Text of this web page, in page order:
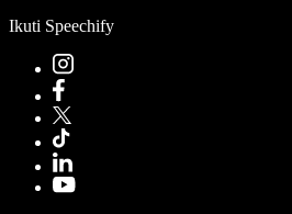
Ikuti Speechify